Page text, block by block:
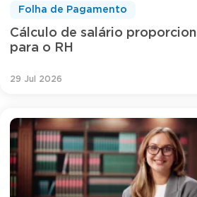
Cálculo de salário
para o RH
Folha de Pagamento
29 Jul 2026